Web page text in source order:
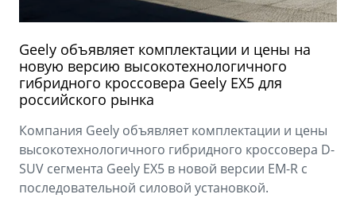
Geely объявляет комплектации и цены на
новую версию высокотехнологичного
гибридного кроссовера Geely EX5 для
российского рынка
Компания Geely объявляет комплектации и цены
высокотехнологичного гибридного кроссовера D-
SUV сегмента Geely EX5 в новой версии EM-R с
последовательной силовой установкой.